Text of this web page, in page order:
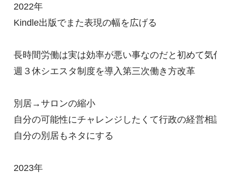
2022年
Kindle出版でまた表現の幅を広げる
長時間労働は実は効率が悪い事なのだと初めて気
週３休シエスタ制度を導入第三次働き方改革
別居→サロンの縮小
自分の可能性にチャレンジしたくて行政の経営相談
自分の別居もネタにする
2023年